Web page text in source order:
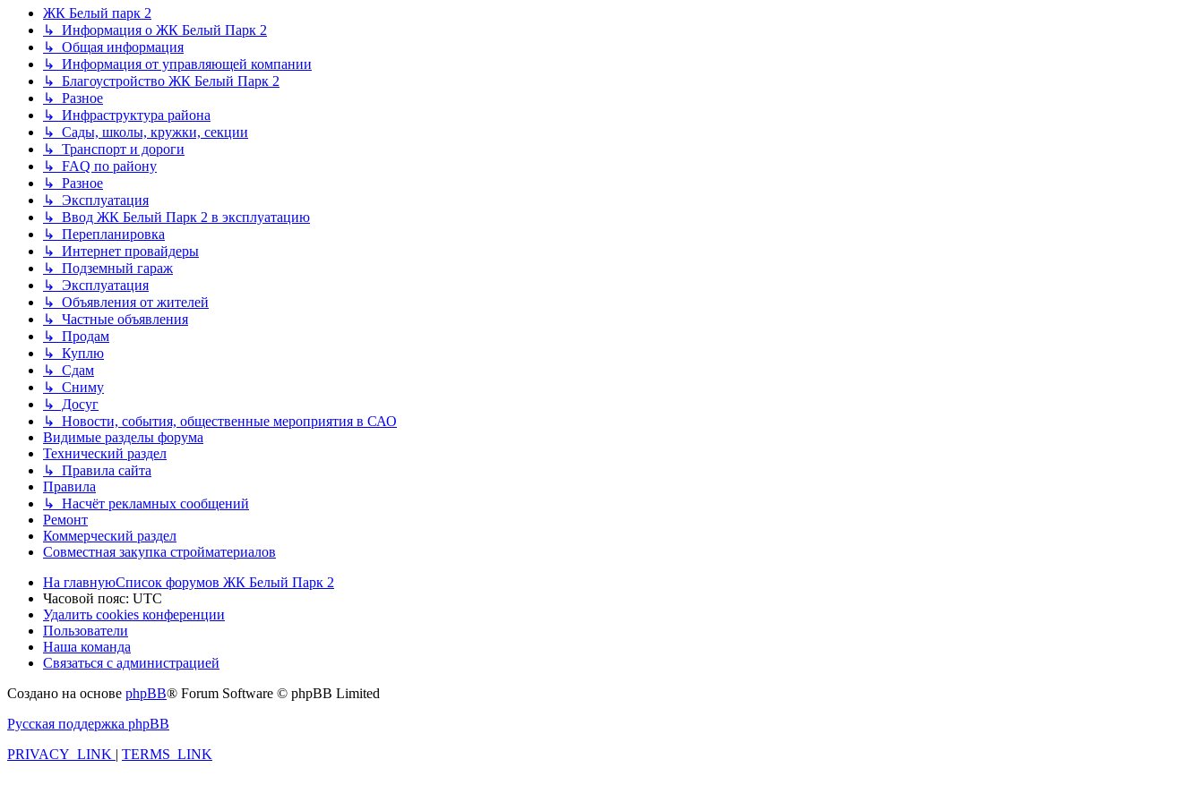
ЖК Белый парк 2
↳ Информация о ЖК Белый Парк 2
↳ Общая информация
↳ Информация от управляющей компании
↳ Благоустройство ЖК Белый Парк 2
↳ Разное
↳ Инфраструктура района
↳ Сады, школы, кружки, секции
↳ Транспорт и дороги
↳ FAQ по району
↳ Разное
↳ Эксплуатация
↳ Ввод ЖК Белый Парк 2 в эксплуатацию
↳ Перепланировка
↳ Интернет провайдеры
↳ Подземный гараж
↳ Эксплуатация
↳ Объявления от жителей
↳ Частные объявления
↳ Продам
↳ Куплю
↳ Сдам
↳ Сниму
↳ Досуг
↳ Новости, события, общественные мероприятия в САО
Видимые разделы форума
Технический раздел
↳ Правила сайта
Правила
↳ Насчёт рекламных сообщений
Ремонт
Коммерческий раздел
Совместная закупка стройматериалов
На главнуюСписок форумов ЖК Белый Парк 2
Часовой пояс: UTC
Удалить cookies конференции
Пользователи
Наша команда
Связаться с администрацией
Создано на основе phpBB® Forum Software © phpBB Limited
Русская поддержка phpBB
PRIVACY_LINK | TERMS_LINK